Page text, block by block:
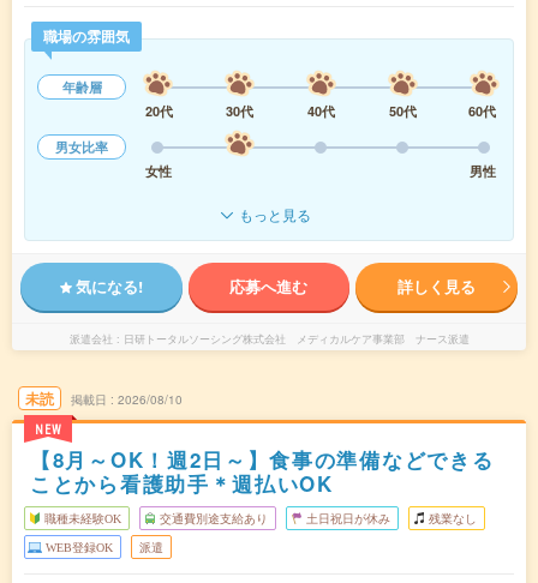
職場の雰囲気
年齢層
20代
30代 40代 50代
60代
男女比率
女性
男性
もっと見る
気になる! 応募へ進む 詳しく見る
派遣会社 日研トータルソーシング株式会社 メディカルケア事業部 ナース派遣
未読
NEW
掲載日 2026/08/10
【8月～OK！週2日～】食事の準備などできる
ことから看護助手＊週払いOK
職種未経験OK 交通費別途支給あり 土日祝日が休み 残業なし
WEB登録OK 派遣